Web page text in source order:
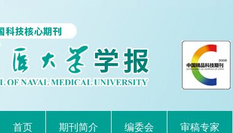
首页 期刊简介 编委会 审稿专家